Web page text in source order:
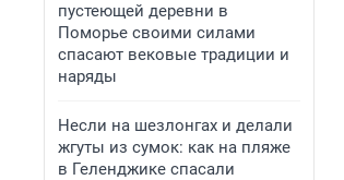
пустеющей деревни в
Поморье своими силами
спасают вековые традиции и
наряды
Несли на шезлонгах и делали
жгуты из сумок: как на пляже
в Геленджике спасали